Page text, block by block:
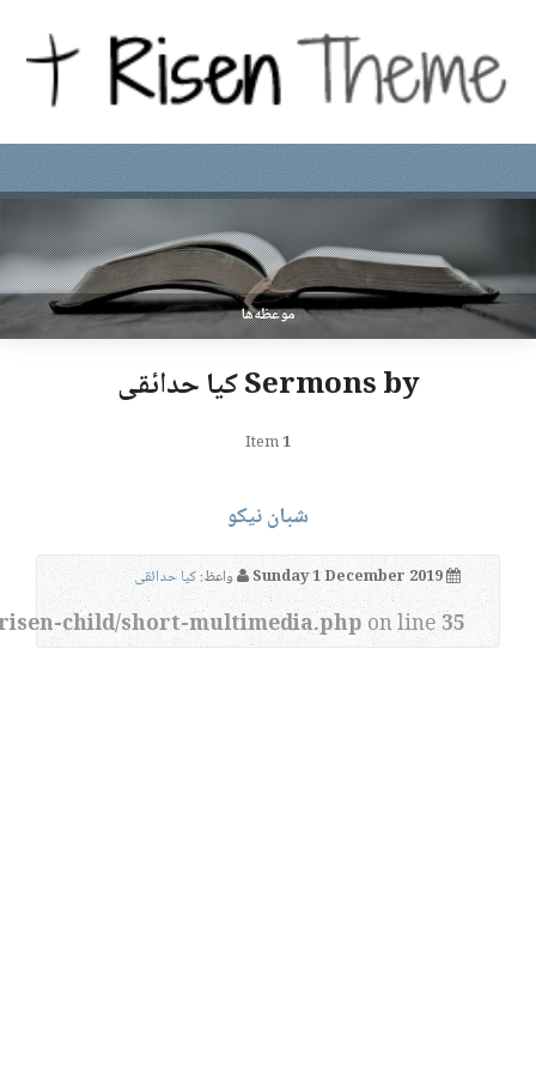
موعظه‌ها
Sermons by کیا حدائقی
1
شبان نیکو
Sunday 1 December 2019 واعظ:کیا حدائقی
child/short-multimedia.php on line35